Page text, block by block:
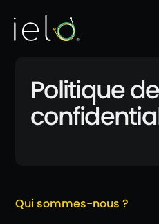
Politique de
Qui sommes-nous ?